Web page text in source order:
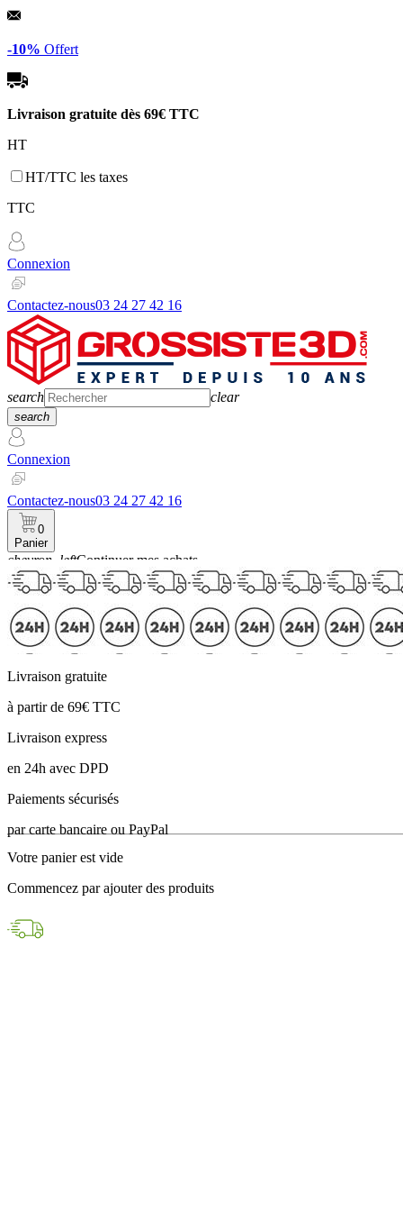
Panneau de gestion des cookies
-10% Offert
Livraison gratuite dès 69€ TTC
HT
HT/TTC les taxes
TTC
Connexion
Contactez-nous03 24 27 42 16
search clear
search
Connexion
Contactez-nous03 24 27 42 16
0
Panier
chevron_leftContinuer mes achats
Panier
Livraison gratuite
à partir de 69€ TTC
Livraison express
en 24h avec DPD
Paiements sécurisés
par carte bancaire ou PayPal
Votre panier est vide
Commencez par ajouter des produits